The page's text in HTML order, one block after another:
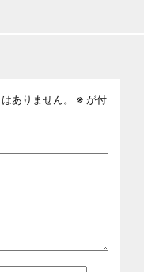
ありません。 ※が付